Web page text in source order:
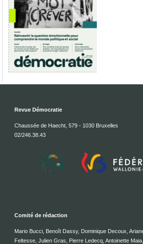
Revue Démocratie
Chaussée de Haecht, 579 - 1030 Bruxelles
02/246.38.43
Comité de rédaction
Mario Bucci, Benoît Dassy, Dominique Decoux,
Feltesse, Julien Gras, Pierre Ledecq, Antoinette